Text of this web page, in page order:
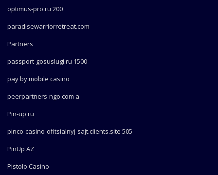
optimus-pro.ru 200
paradisewarriorretreat.com
Partners
passport-gosuslugi.ru 1500
pay by mobile casino
peerpartners-ngo.com a
Pin-up ru
pinco-casino-ofitsialnyj-sajt.clients.site 505
PinUp AZ
Pistolo Casino